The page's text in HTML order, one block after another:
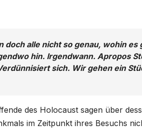
doch alle nicht so genau, wohin
hin. Irgendwann. Apropos
sich. Wir gehen ein
des Holocaust sagen über
im Zeitpunkt ihres Besuchs